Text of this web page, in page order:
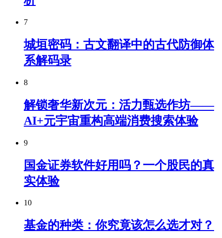
7
城垣密码：古文翻译中的古代防御体
系解码录
8
解锁奢华新次元：活力甄选作坊——
AI+元宇宙重构高端消费搜索体验
9
国金证券软件好用吗？一个股民的真
实体验
10
基金的种类：你究竟该怎么选才对？